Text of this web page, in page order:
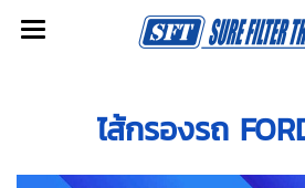
ไส้กรองรถ